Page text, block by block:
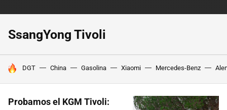
SsangYong Tivoli
HOY SE HABLA DE
DGT China Gasolina Xiaomi Mercedes-Benz
Probamos el KGM Tivoli: